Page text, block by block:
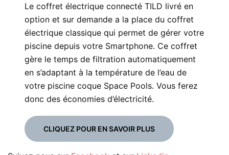
Le coffret électrique connecté TILD livré en
option et sur demande a la place du coffret
électrique classique qui permet de gérer votre
piscine depuis votre Smartphone. Ce coffret
gère le temps de filtration automatiquement
en s’adaptant à la température de l’eau de
votre piscine coque Space Pools. Vous ferez
donc des économies d’électricité.
CLIQUEZ POUR EN SAVOIR PLUS